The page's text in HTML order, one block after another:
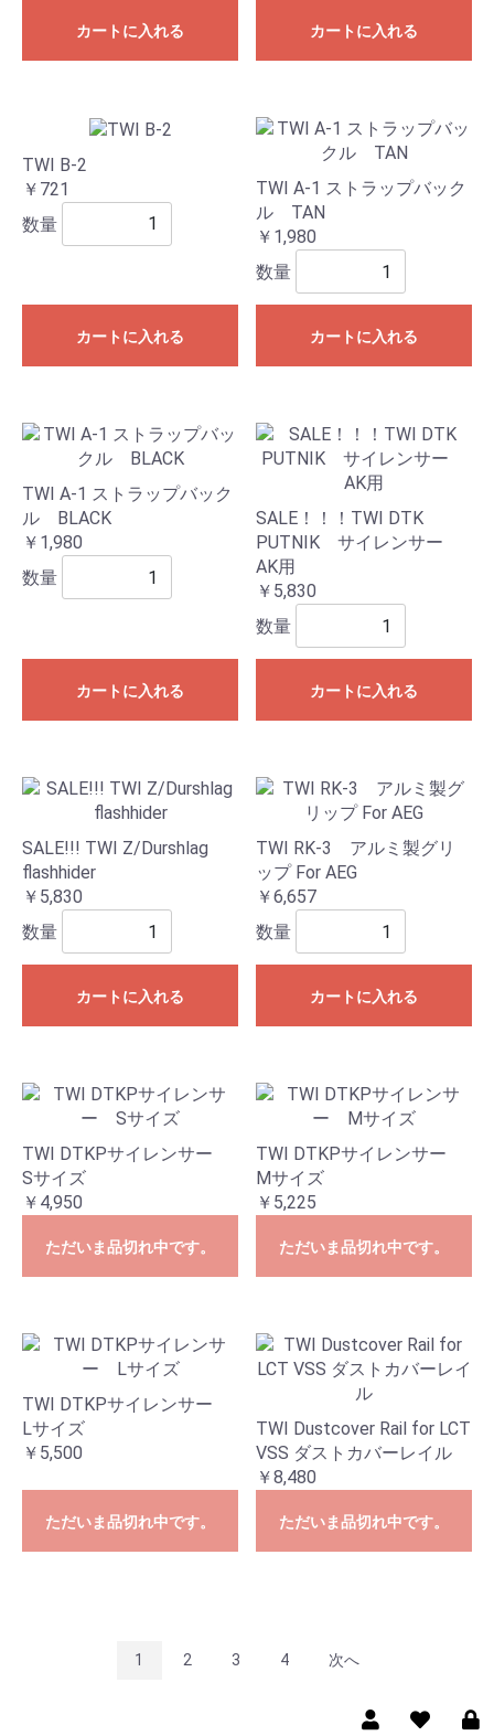
カートに入れる カートに入れる
TWI B-2
￥721
数量
カートに入れる
TWI A-1 ストラップバック
ル TAN
￥1,980
数量
カートに入れる
TWI A-1 ストラップバック
ル BLACK
￥1,980
数量
カートに入れる
SALE！！！TWI DTK
PUTNIK サイレンサー
AK用
￥5,830
数量
カートに入れる
SALE!!! TWI Z/Durshlag
flashhider
￥5,830
数量
カートに入れる
TWI RK-3 アルミ製グリ
ップ For AEG
￥6,657
数量
カートに入れる
TWI DTKPサイレンサー
Sサイズ
￥4,950
ただいま品切れ中です。
TWI DTKPサイレンサー
Mサイズ
￥5,225
ただいま品切れ中です。
TWI DTKPサイレンサー
Lサイズ
￥5,500
ただいま品切れ中です。
TWI Dustcover Rail for LCT
VSS ダストカバーレイル
￥8,480
ただいま品切れ中です。
1 2 3 4 次へ